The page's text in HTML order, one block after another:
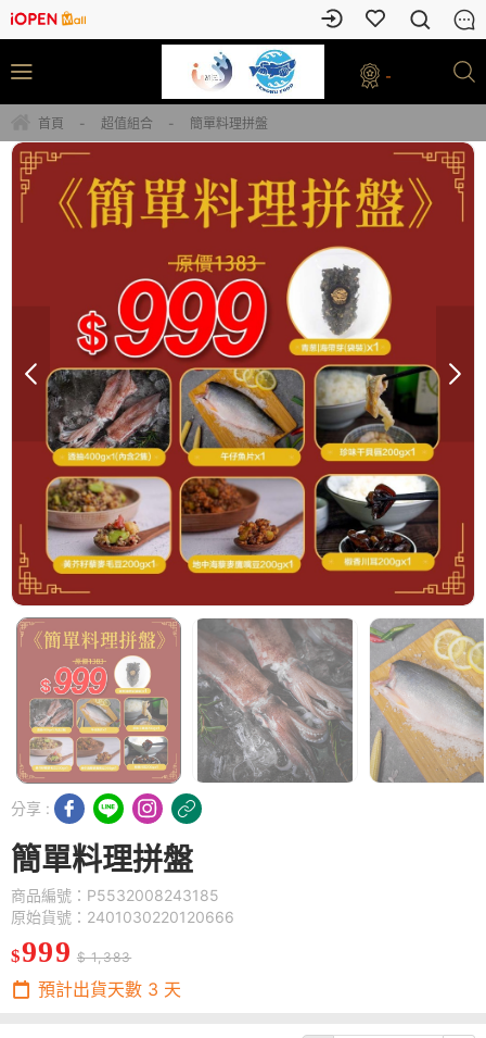
-
首頁 - 超值組合 - 簡單料理拼盤
分享 :
簡單料理拼盤
商品編號：P5532008243185
原始貨號：2401030220120666
$999 $ 1,383
預計出貨天數 3 天